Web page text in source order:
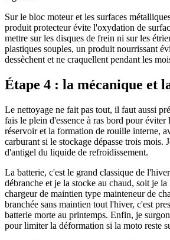
Sur le bloc moteur et les surfaces
produit protecteur évite l'oxydation de
mettre sur les disques de frein ni sur les
plastiques souples, un produit nourrissant
dessèchent et ne craquellent pendant les
Étape 4 : la mécanique et
Le nettoyage ne fait pas tout, il faut aussi
fais le plein d'essence à ras bord pour éviter
réservoir et la formation de rouille interne,
carburant si le stockage dépasse trois mois.
d'antigel du liquide de refroidissement.
La batterie, c'est le grand classique de
débranche et je la stocke au chaud, soit je la
chargeur de maintien type mainteneur de
branchée sans maintien tout l'hiver, c'est
batterie morte au printemps. Enfin, je
pour limiter la déformation si la moto reste